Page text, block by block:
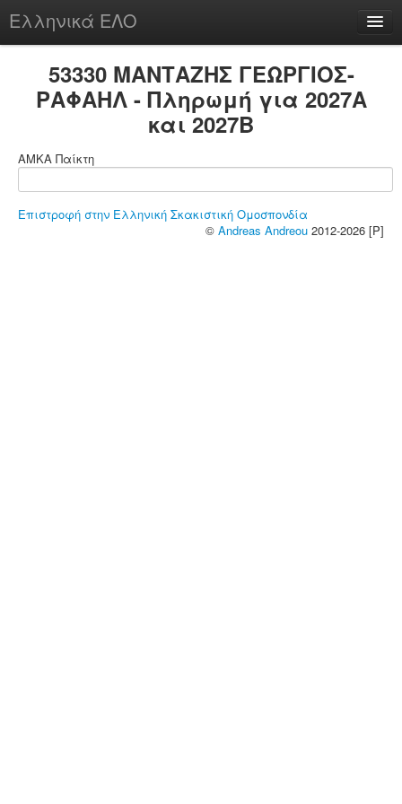
Ελληνικά ΕΛΟ
53330 ΜΑΝΤΑΖΗΣ ΓΕΩΡΓΙΟΣ-
ΡΑΦΑΗΛ - Πληρωμή για 2027A
και 2027B
ΑΜΚΑ Παίκτη
Επιστροφή στην Ελληνική Σκακιστική Ομοσπονδία
© Andreas Andreou 2012-2026 [P]